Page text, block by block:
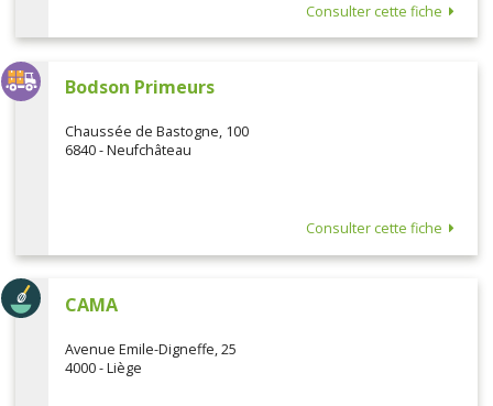
Consulter cette fiche
Bodson Primeurs
Chaussée de Bastogne, 100
6840 - Neufchâteau
Consulter cette fiche
CAMA
Avenue Emile-Digneffe, 25
4000 - Liège